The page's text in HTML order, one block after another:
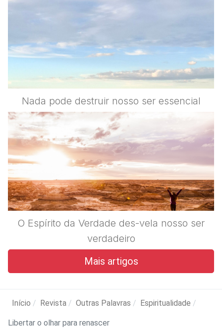
Nada pode destruir nosso ser essencial
O Espírito da Verdade des-vela nosso ser
verdadeiro
Mais artigos
Início Revista Outras Palavras Espiritualidade
Libertar o olhar para renascer